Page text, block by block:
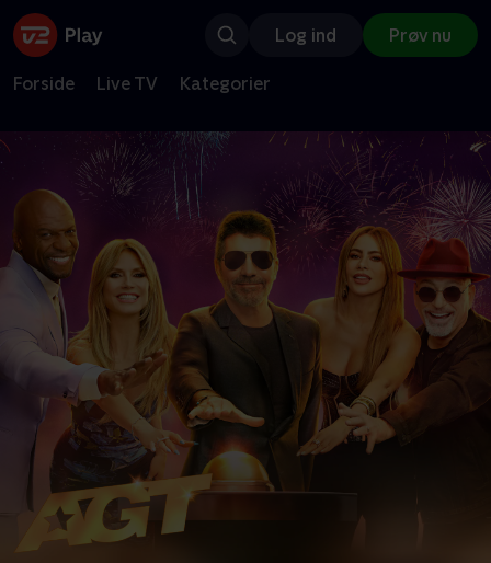
Log ind Prøv nu
Forside Live TV Kategorier